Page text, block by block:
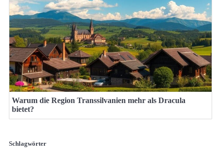
Warum die Region Transsilvanien mehr als Dracula
bietet?
Schlagwörter